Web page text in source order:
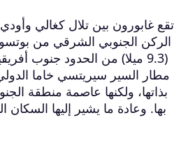
تقع غابورون بين تلال كغالي
(9.3 ميلا) من الحدود جنوب
مطار السير سيريتسي خاما
بذاتها، ولكنها عاصمة منطقة
بها. وعادة ما يشير إليها السكان